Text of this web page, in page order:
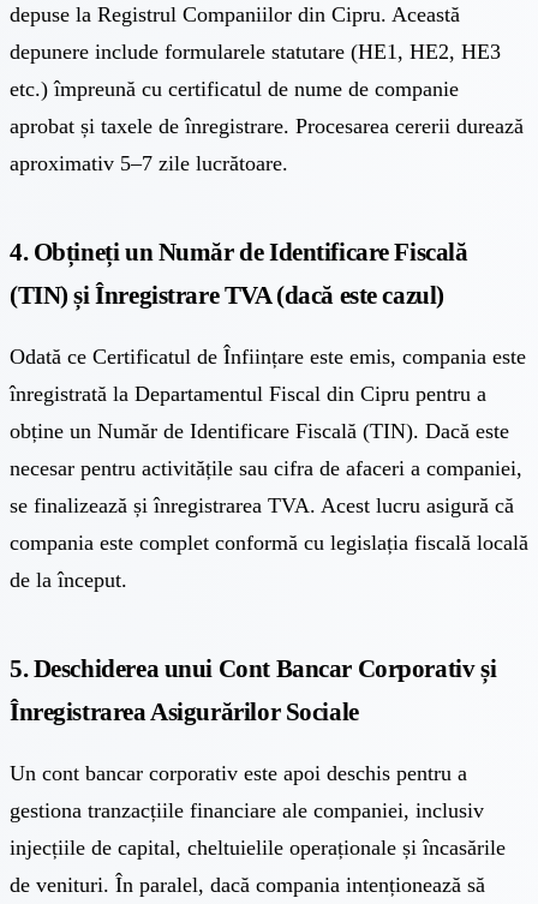
depuse la Registrul Companiilor din Cipru. Această
depunere include formularele statutare (HE1, HE2, HE3
etc.) împreună cu certificatul de nume de companie
aprobat și taxele de înregistrare. Procesarea cererii durează
aproximativ 5–7 zile lucrătoare.
4. Obțineți un Număr de Identificare Fiscală
(TIN) și Înregistrare TVA (dacă este cazul)
Odată ce Certificatul de Înființare este emis, compania este
înregistrată la Departamentul Fiscal din Cipru pentru a
obține un Număr de Identificare Fiscală (TIN). Dacă este
necesar pentru activitățile sau cifra de afaceri a companiei,
se finalizează și înregistrarea TVA. Acest lucru asigură că
compania este complet conformă cu legislația fiscală locală
de la început.
5. Deschiderea unui Cont Bancar Corporativ și
Înregistrarea Asigurărilor Sociale
Un cont bancar corporativ este apoi deschis pentru a
gestiona tranzacțiile financiare ale companiei, inclusiv
injecțiile de capital, cheltuielile operaționale și încasările
de venituri. În paralel, dacă compania intenționează să